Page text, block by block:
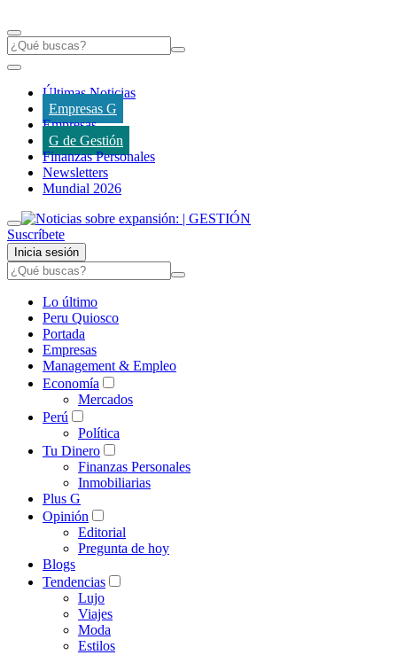
Últimas Noticias
Empresas G
Empresas
G de Gestión
Finanzas Personales
Newsletters
Mundial 2026
Suscríbete
Inicia sesión
Lo último
Peru Quiosco
Portada
Empresas
Management & Empleo
Economía
Mercados
Perú
Política
Tu Dinero
Finanzas Personales
Inmobiliarias
Plus G
Opinión
Editorial
Pregunta de hoy
Blogs
Tendencias
Lujo
Viajes
Moda
Estilos